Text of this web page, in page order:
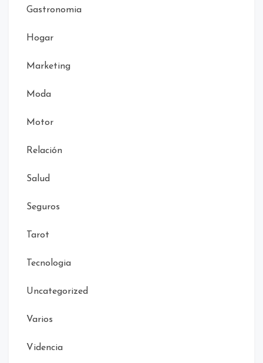
Gastronomia
Hogar
Marketing
Moda
Motor
Relación
Salud
Seguros
Tarot
Tecnologia
Uncategorized
Varios
Videncia